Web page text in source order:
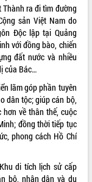
ra đi tìm đường
sản Việt Nam do
Độc lập tại Quảng
với đồng bào, chiến
đất nước và nhiều
của Bác…
lãm góp phần tuyên
dân tộc; giúp cán bộ,
về thân thế, cuộc
đồng thời tiếp tục
phong cách Hồ Chí
di tích lịch sử cấp
bộ, nhân dân và du